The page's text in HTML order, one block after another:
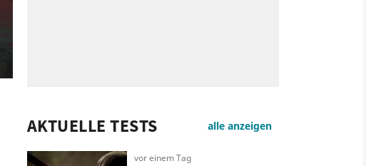
AKTUELLE TESTS alle anzeigen
vor einem Tag